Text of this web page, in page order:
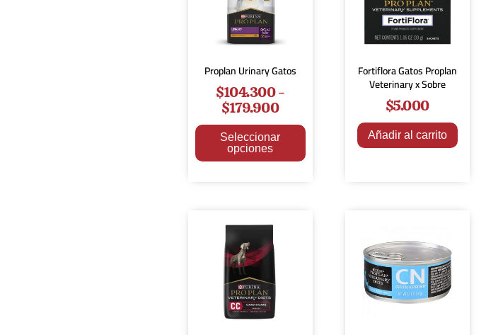
Proplan Urinary Gatos
$104.300-
$179.900
Seleccionar
opciones
Fortiflora Gatos Proplan
Veterinary x Sobre
$5.000
Añadir al carrito